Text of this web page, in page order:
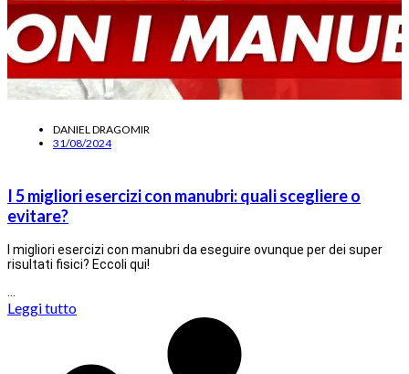
DANIEL DRAGOMIR
31/08/2024
I 5 migliori esercizi con manubri: quali scegliere o
evitare?
I migliori esercizi con manubri da eseguire ovunque per dei super
risultati fisici? Eccoli qui!
Leggi tutto